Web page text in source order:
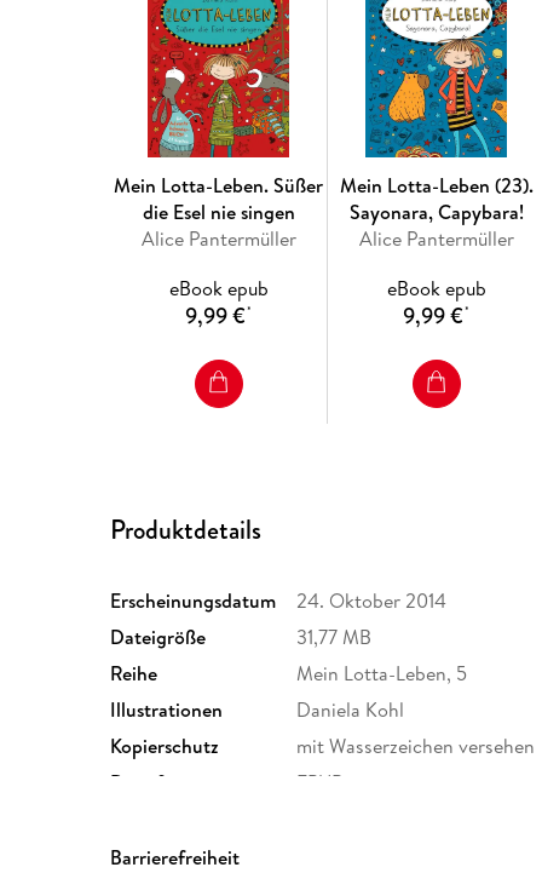
Mein Lotta-Leben. Süßer
die Esel nie singen
Alice Pantermüller
eBook epub
9,99 €*
Mein Lotta-Leben (23).
Sayonara, Capybara!
Alice Pantermüller
eBook epub
9,99 €*
Produktdetails
Erscheinungsdatum
24. Oktober 2014
Dateigröße
31,77 MB
Reihe
Mein Lotta-Leben, 5
Illustrationen
Daniela Kohl
Kopierschutz
mit Wasserzeichen versehen
Dateiformat
EPUB
Barrierefreiheit